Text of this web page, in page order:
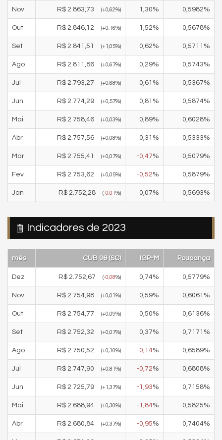
Nov R$ 2.863,73 (+0,62%) 1,30% 0,5982%
Out R$ 2.846,12 (+0,16%) 1,52% 0,5678%
Set R$ 2.841,51 (+1,05%) 0,62% 0,5711 %
Ago R$ 2.811,86 (+0,67%) 0,29% 0,5743%
Jul R$ 2.793,27 (+0,68%) 0,61 % 0,5367%
Jun R$ 2.774,29 (+0,57%) 0,81 % 0,5874%
Mai R$ 2.758,46 (+0,03%) 0,89% 0,6028%
Abr R$ 2.757,56 (+0,08%) 0,31 % 0,5333%
Mar R$ 2.755,41 (+0,07%) -0,47% 0,5079%
Fev R$ 2.753,62 (+0,05%) -0,52% 0,5879%
Jan R$ 2.752,28 (-0,01 %) 0,07% 0,5693%
Indicadores de 2023
mês CUB 06 (SC) IGP-M Poupança
Dez R$ 2.752,67 (-0,08%) 0,74% 0,5779%
Nov R$ 2.754,98 (+0,01 %) 0,59% 0,6061 %
Out R$ 2.754,77 (+0,09%) 0,50% 0,6136%
Set R$ 2.752,32 (+0,07%) 0,37% 0,7171 %
Ago R$ 2.750,52 (+0,10%) -0,14% 0,6589%
Jul R$ 2.747,90 (+0,81 %) -0,72% 0,6808%
Jun R$ 2.725,79 (+1,37%) -1,93% 0,7158%
Mai R$ 2.688,94 (+0,30%) -1,84% 0,5825%
Abr R$ 2.680,84 (+0,37%) -0,95% 0,7404%